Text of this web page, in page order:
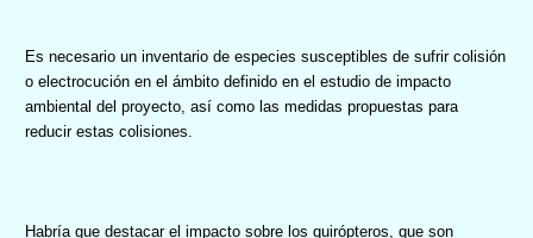
Es necesario un inventario de especies susceptibles de sufrir colisión
o electrocución en el ámbito definido en el estudio de impacto
ambiental del proyecto, así como las medidas propuestas para
reducir estas colisiones.
Habría que destacar el impacto sobre los quirópteros, que son